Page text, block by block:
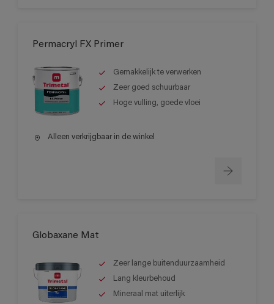
Permacryl FX Primer
Gemakkelijk te verwerken
Zeer goed schuurbaar
Hoge vulling, goede vloei
Alleen verkrijgbaar in de winkel
Globaxane Mat
Zeer lange buitenduurzaamheid
Lang kleurbehoud
Mineraal mat uiterlijk